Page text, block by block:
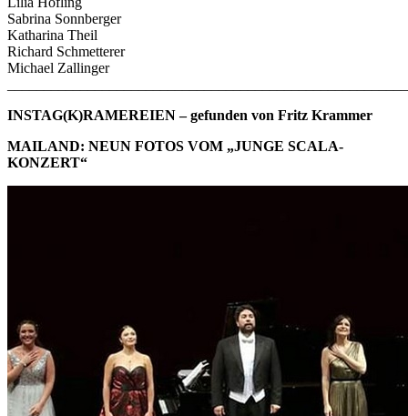
Sabrina Sonnberger
Katharina Theil
Richard Schmetterer
Michael Zallinger
INSTAG(K)RAMEREIEN – gefunden von Fritz Krammer
MAILAND: NEUN FOTOS VOM „JUNGE SCALA-
KONZERT“